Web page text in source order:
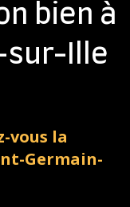
bien à
sur-Ille
vous la
Germain-